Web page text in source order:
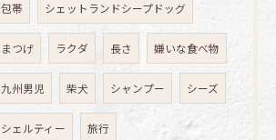
包帯 シェットランドシープドッグ
まつげ ラクダ 長さ 嫌いな食べ物
九州男児 柴犬 シャンプー シーズ
シェルティー 旅行